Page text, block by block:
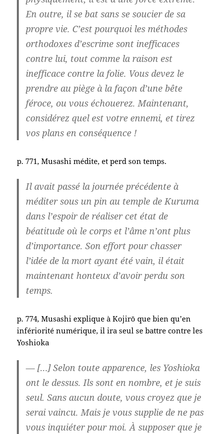
En outre, il se bat sans se soucier de sa
propre vie. C’est pourquoi les méthodes
orthodoxes d’escrime sont inefficaces
contre lui, tout comme la raison est
inefficace contre la folie. Vous devez le
prendre au piège à la façon d’une bête
féroce, ou vous échouerez. Maintenant,
considérez quel est votre ennemi, et tirez
vos plans en conséquence !
p. 771, Musashi médite, et perd son temps.
Il avait passé la journée précédente à
méditer sous un pin au temple de Kuruma
dans l’espoir de réaliser cet état de
béatitude où le corps et l’âme n’ont plus
d’importance. Son effort pour chasser
l’idée de la mort ayant été vain, il était
maintenant honteux d’avoir perdu son
temps.
p. 774, Musashi explique à Kojirō que bien qu’en
infériorité numérique, il ira seul se battre contre les
Yoshioka
— […] Selon toute apparence, les Yoshioka
ont le dessus. Ils sont en nombre, et je suis
seul. Sans aucun doute, vous croyez que je
serai vaincu. Mais je vous supplie de ne pas
vous inquiéter pour moi. À supposer que je